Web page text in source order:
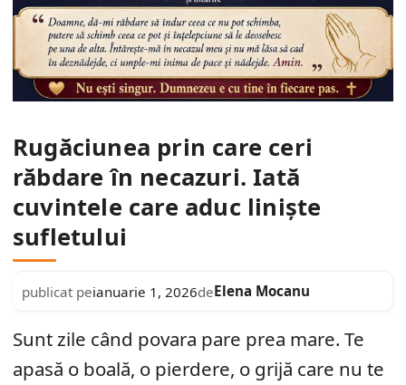
Rugăciunea prin care ceri
răbdare în necazuri. Iată
cuvintele care aduc liniște
sufletului
publicat peianuarie 1, 2026deElena Mocanu
Sunt zile când povara pare prea mare. Te
apasă o boală, o pierdere, o grijă care nu te